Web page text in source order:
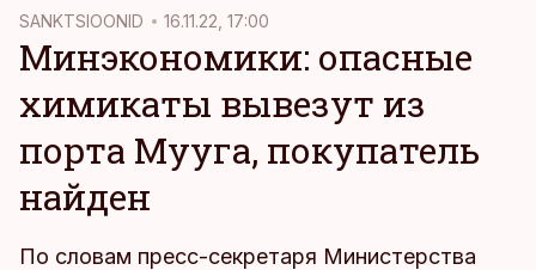
SANKTSIOONID 16.11.22, 17:00
Минэкономики: опасные
химикаты вывезут из
порта Мууга, покупатель
найден
По словам пресс-секретаря Министерства